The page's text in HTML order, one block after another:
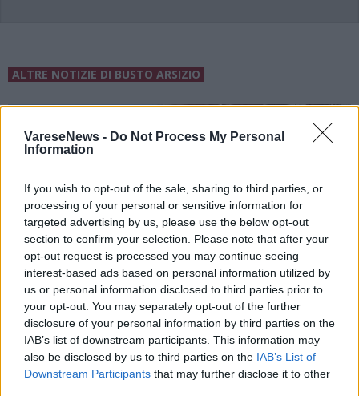
VareseNews - Do Not Process My Personal
Information
If you wish to opt-out of the sale, sharing to third parties, or
processing of your personal or sensitive information for
targeted advertising by us, please use the below opt-out
section to confirm your selection. Please note that after your
opt-out request is processed you may continue seeing
interest-based ads based on personal information utilized by
us or personal information disclosed to third parties prior to
your opt-out. You may separately opt-out of the further
disclosure of your personal information by third parties on the
IAB’s list of downstream participants. This information may
also be disclosed by us to third parties on the IAB’s List of
Downstream Participants that may further disclose it to other
ALTRE NOTIZIE DI BUSTO ARSIZIO
CALCIO
Pro Patria, prime parole ufficiali di